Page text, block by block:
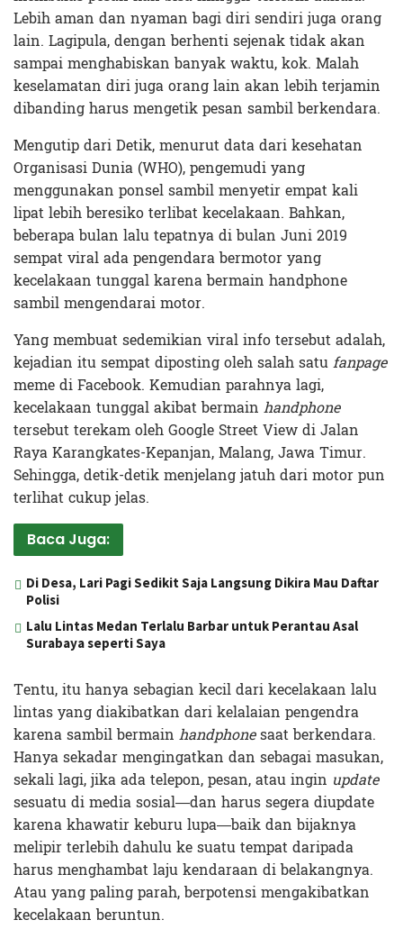
Lebih aman dan nyaman bagi diri sendiri juga orang
lain. Lagipula, dengan berhenti sejenak tidak akan
sampai menghabiskan banyak waktu, kok. Malah
keselamatan diri juga orang lain akan lebih terjamin
dibanding harus mengetik pesan sambil berkendara.
Mengutip dari Detik, menurut data dari kesehatan
Organisasi Dunia (WHO), pengemudi yang
menggunakan ponsel sambil menyetir empat kali
lipat lebih beresiko terlibat kecelakaan. Bahkan,
beberapa bulan lalu tepatnya di bulan Juni 2019
sempat viral ada pengendara bermotor yang
kecelakaan tunggal karena bermain handphone
sambil mengendarai motor.
Yang membuat sedemikian viral info tersebut adalah,
kejadian itu sempat diposting oleh salah satufanpage
meme di Facebook. Kemudian parahnya lagi,
kecelakaan tunggal akibat bermain handphone
tersebut terekam oleh Google Street View di Jalan
Raya Karangkates-Kepanjan, Malang, Jawa Timur.
Sehingga, detik-detik menjelang jatuh dari motor pun
terlihat cukup jelas.
Baca Juga:
Di Desa, Lari Pagi Sedikit Saja Langsung Dikira Mau Daftar
Polisi
Lalu Lintas Medan Terlalu Barbar untuk Perantau Asal
Surabaya seperti Saya
Tentu, itu hanya sebagian kecil dari kecelakaan lalu
lintas yang diakibatkan dari kelalaian pengendra
karena sambil bermain handphonesaat berkendara.
Hanya sekadar mengingatkan dan sebagai masukan,
sekali lagi, jika ada telepon, pesan, atau ingin update
sesuatu di media sosial—dan harus segera diupdate
karena khawatir keburu lupa—baik dan bijaknya
melipir terlebih dahulu ke suatu tempat daripada
harus menghambat laju kendaraan di belakangnya.
Atau yang paling parah, berpotensi mengakibatkan
kecelakaan beruntun.